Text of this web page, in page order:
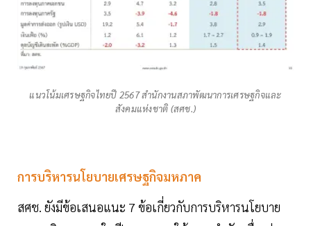
แนวโน้มเศรษฐกิจไทยปี 2567 สำนักงานสภาพัฒนาการเศรษฐกิจและ
สังคมแห่งชาติ (สศช.)
การบริหารนโยบายเศรษฐกิจมหภาค
สศช. ยังมีข้อเสนอแนะ 7 ข้อเกี่ยวกับการบริหารนโยบาย